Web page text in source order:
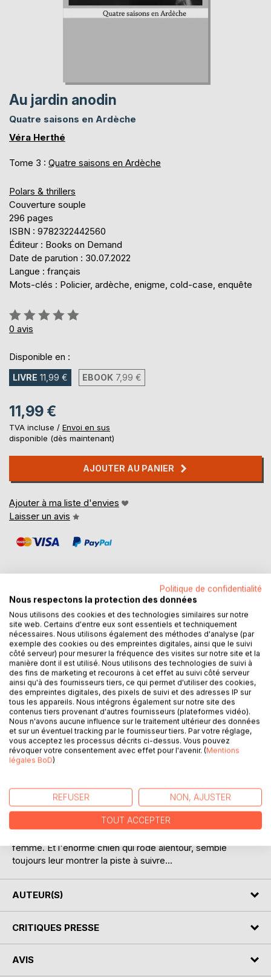
Au jardin anodin
Quatre saisons en Ardèche
Véra Herthé
Tome 3 : Quatre saisons en Ardèche
Polars & thrillers
Couverture souple
296 pages
ISBN : 9782322442560
Éditeur : Books on Demand
Date de parution : 30.07.2022
Langue : français
Mots-clés : Policier, ardèche, enigme, cold-case, enquête
Évaluation:
0%
0 avis
Disponible en :
LIVRE 11,99 € EBOOK 7,99 €
11,99 €
TVA incluse / Envoi en sus
disponible (dès maintenant)
AJOUTER AU PANIER
Ajouter à ma liste d'envies
Laisser un avis
DESCRIPTION
Une semaine de février en Ardèche.
Alors que la France se relève lentement des attentats de
Charlie, à Joyeuse, petit village ardéchois, les habitants
vaquent à leurs quotidiens. Comme Claudie, qui taille,
depuis quelques jours, les nombreux mûriers autour de sa
maison, voisine du cimetière. un matin, elle assiste, depuis
son jardin, à l'enterrement d'une vieille dame qu'elle n'a
jamais rencontrée : Théodora Baswell, Anglaise loufoque
et richissime. Bien vite le testament est ouvert et nomme,
comme seule légataire, une nièce, Emmy. Seulement voilà,
Il n'en faut pas plus pour que Justin, le journaliste singulier
du village, ne se lance dans l'enquête, entraînant Claudie
dans son sillage, sans se douter une seconde que ce qu'ils
femme. Et l'énorme chien qui rôde alentour, semble
toujours leur montrer la piste à suivre...
AUTEUR(S)
CRITIQUES PRESSE
AVIS
Politique de confidentialité
Nous respectons la protection des données
Nous utilisons des cookies et des technologies similaires sur notre
site web. Certains d'entre eux sont essentiels et techniquement
nécessaires. Nous utilisons également des méthodes d'analyse (par
exemple des cookies ou des empreintes digitales, ainsi que le suivi
côté serveur) pour mesurer la fréquence des visites sur notre site et la
manière dont il est utilisé. Nous utilisons des technologies de suivi à
des fins de marketing et recourons à cet effet au suivi côté serveur
ainsi qu'à des fournisseurs tiers, ce qui permet d'utiliser des cookies,
des empreintes digitales, des pixels de suivi et des adresses IP sur
tous les appareils. Nous intégrons également sur notre site des
contenus tiers provenant d'autres fournisseurs (plateformes vidéo).
Nous n'avons aucune influence sur le traitement ultérieur des données
et sur un éventuel tracking par le fournisseur tiers. Par votre réglage,
vous acceptez les processus décrits ci-dessus. Vous pouvez
révoquer votre consentement avec effet pour l'avenir. (Mentions
légales BoD)
REFUSER NON, AJUSTER
TOUT ACCEPTER